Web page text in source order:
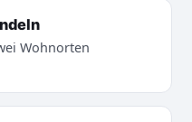
Wohnorten